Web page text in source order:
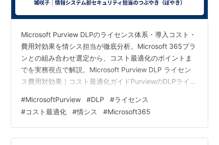
Microsoft Purview DLPのライセンス体系・導入コスト・
費用対効果を情シス担当が徹底分析。Microsoft 365プラ
ンとの組み合わせ選定から、コスト最適化のポイントま
でを実務視点で解説。Microsoft Purview DLP ライセン
ス費用対効果｜コスト最適化ガイドPurviewのDLPライセ
較しました。[:contents] Microsoft Purview DLPの費用
対効果を最大化するPurview DLP license戦略 企業におけ
る情報漏洩リスクが増大する中、データ損失防止
（DLP）ソリューションの導入は…
#MicrosoftPurview #DLP #ライセンス
#コスト最適化 #情シス #Microsoft365